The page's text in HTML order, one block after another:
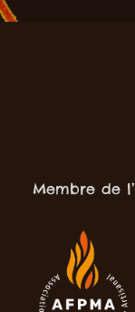
Membre de l’